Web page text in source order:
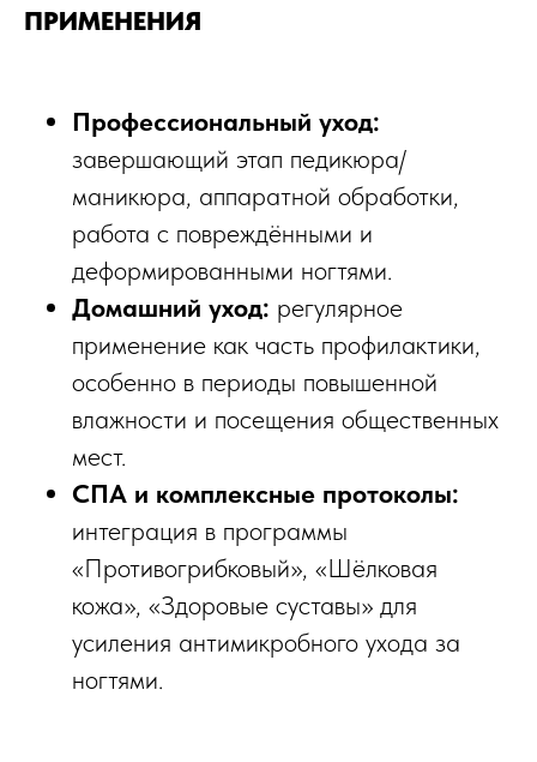
ПРИМЕНЕНИЯ
Профессиональный уход:
завершающий этап педикюра/
маникюра, аппаратной обработки,
работа с повреждёнными и
деформированными ногтями.​
Домашний уход: регулярное
применение как часть профилактики,
особенно в периоды повышенной
влажности и посещения общественных
мест.​
СПА и комплексные протоколы:
интеграция в программы
«Противогрибковый», «Шёлковая
кожа», «Здоровые суставы» для
усиления антимикробного ухода за
ногтями.